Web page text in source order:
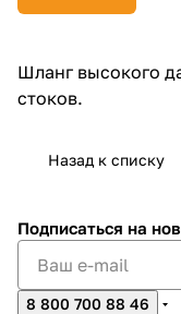
Шланг высокого
стоков.
Назад к списку
Подписаться на
8 800 700 88 46